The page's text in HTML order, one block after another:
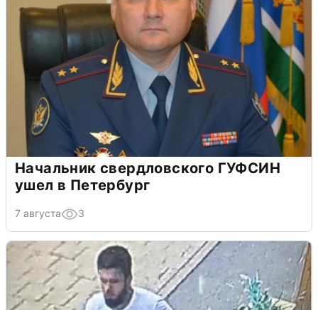
Начальник свердловского ГУФСИН
ушел в Петербург
7 августа 3